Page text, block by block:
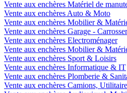
Vente aux enchères Matériel de
Vente aux enchères Auto & Moto
Vente aux enchères Mobilier &
Vente aux enchères Garage -
Vente aux enchères Electroménager
Vente aux enchères Mobilier &
Vente aux enchères Sport & Loisirs
Vente aux enchères Informatique & IT
Vente aux enchères Plomberie &
Vente aux enchères Camions,